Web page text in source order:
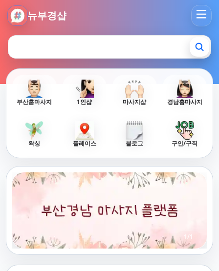
뉴부경샵
뉴부경샵 - 부산 마사지 사이트 부산마사지 부산홈타이 부산출
부산홈마사지 1인샵 마사지샵 경남홈마사지
왁싱 플레이스 블로그 구인/구직
1 /1